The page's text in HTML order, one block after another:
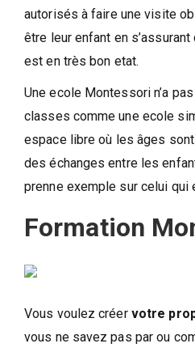
autorisés à faire une visite
être leur enfant en
est en très bon etat.
Une ecole Montessori n’a
classes comme une ecole
espace libre où les âges
des échanges entre les
prenne exemple sur celui qui
Formation
Vous voulez créer votre
vous ne savez pas par ou